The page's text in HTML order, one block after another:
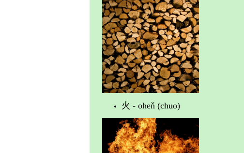
火 - oheň (chuo)